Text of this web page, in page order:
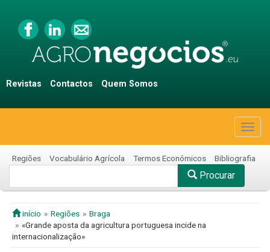
Revistas Contactos Quem Somos
Regiões Vocabulário Agrícola Termos Económicos Bibliografia
Procurar
início Regiões
Braga
«Grande aposta da agricultura portuguesa incide na
internacionalização»